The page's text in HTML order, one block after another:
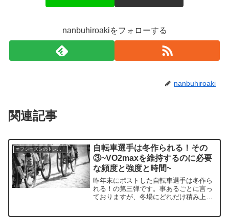
nanbuhiroakiをフォローする
nanbuhiroaki
関連記事
オフシーズンのトレーニングについて
自転車選手は冬作られる！その
③~VO2maxを維持するのに必要
な頻度と強度と時間~
昨年末にポストした自転車選手は冬作ら
れる！の第三弾です。事あるごとに言っ
ておりますが、冬場にどれだけ積み上げ